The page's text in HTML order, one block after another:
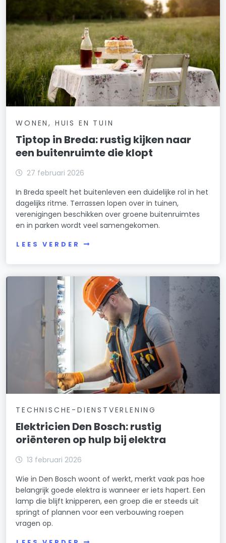
WONEN, HUIS EN TUIN
Tiptop in Breda: rustig kijken naar
een buitenruimte die klopt
27 februari 2026
In Breda speelt het buitenleven een duidelijke rol in het
dagelijks ritme. Terrassen lopen over in tuinen,
verenigingen beschikken over groene buitenruimtes
en in parken wordt veel samengekomen.
LEES VERDER
TECHNISCHE-DIENSTVERLENING
Elektricien Den Bosch: rustig
oriënteren op hulp bij elektra
13 februari 2026
Wie in Den Bosch woont of werkt, merkt vaak pas hoe
belangrijk goede elektra is wanneer er iets hapert. Een
lamp die blijft knipperen, een groep die er steeds uit
springt of plannen voor een verbouwing roepen
vragen op.